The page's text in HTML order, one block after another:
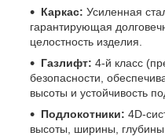
Каркас: Усиленная
гарантирующая
целостность изделия.
Газлифт: 4-й класс
безопасности,
высоты и устойчивость
Подлокотники: 4D-
высоты, ширины,